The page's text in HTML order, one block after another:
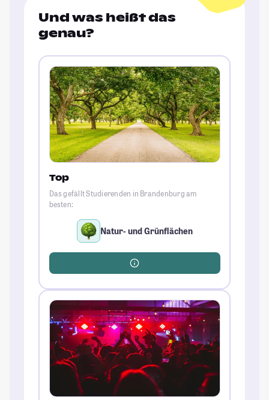
Und was heißt das
genau?
Top
Das gefällt Studierenden in Brandenburg am
besten:
Natur- und Grünflächen